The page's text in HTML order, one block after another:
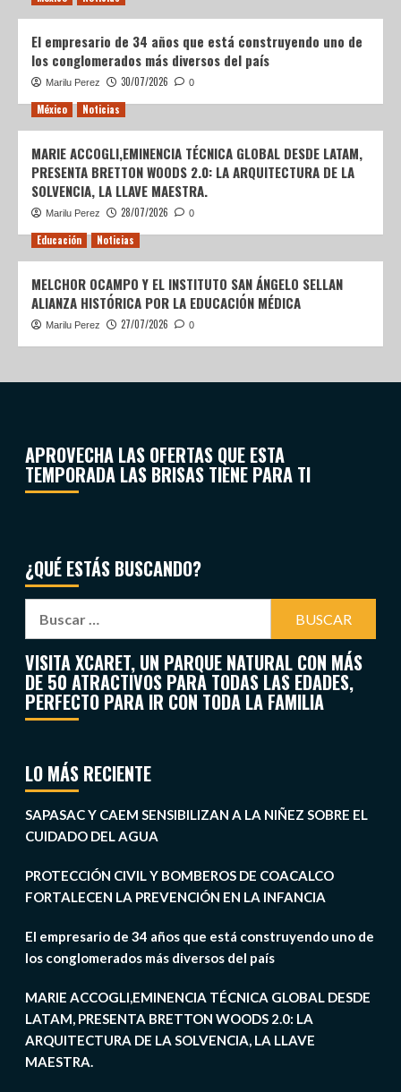
El empresario de 34 años que está construyendo uno de
los conglomerados más diversos del país
Marilu Perez 30/07/2026 0
México Noticias
MARIE ACCOGLI,EMINENCIA TÉCNICA GLOBAL DESDE LATAM,
PRESENTA BRETTON WOODS 2.0: LA ARQUITECTURA DE LA
SOLVENCIA, LA LLAVE MAESTRA.
Marilu Perez 28/07/2026 0
Educación Noticias
MELCHOR OCAMPO Y EL INSTITUTO SAN ÁNGELO SELLAN
ALIANZA HISTÓRICA POR LA EDUCACIÓN MÉDICA
Marilu Perez 27/07/2026 0
APROVECHA LAS OFERTAS QUE ESTA
TEMPORADA LAS BRISAS TIENE PARA TI
¿QUÉ ESTÁS BUSCANDO?
VISITA XCARET, UN PARQUE NATURAL CON MÁS
DE 50 ATRACTIVOS PARA TODAS LAS EDADES,
PERFECTO PARA IR CON TODA LA FAMILIA
LO MÁS RECIENTE
SAPASAC Y CAEM SENSIBILIZAN A LA NIÑEZ SOBRE EL
CUIDADO DEL AGUA
PROTECCIÓN CIVIL Y BOMBEROS DE COACALCO
FORTALECEN LA PREVENCIÓN EN LA INFANCIA
El empresario de 34 años que está construyendo uno de
los conglomerados más diversos del país
MARIE ACCOGLI,EMINENCIA TÉCNICA GLOBAL DESDE
LATAM, PRESENTA BRETTON WOODS 2.0: LA
ARQUITECTURA DE LA SOLVENCIA, LA LLAVE
MAESTRA.